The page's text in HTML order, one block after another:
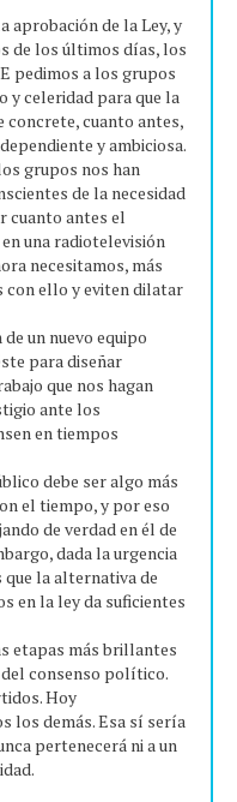
aprobación de la Ley, y
de los últimos días, los
pedimos a los grupos
y celeridad para que la
concrete, cuanto antes,
y ambiciosa.
grupos nos han
de la necesidad
cuanto antes el
una radiotelevisión
necesitamos, más
con ello y eviten dilatar
un nuevo equipo
para diseñar
que nos hagan
ante los
en tiempos
debe ser algo más
el tiempo, y por eso
de verdad en él de
dada la urgencia
la alternativa de
en la ley da suficientes
etapas más brillantes
consenso político.
Hoy
los demás. Esa sí sería
pertenecerá ni a un